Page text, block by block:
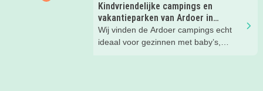
Kindvriendelijke campings en
vakantieparken van Ardoer in
Nederland
Wij vinden de Ardoer campings echt
ideaal voor gezinnen met baby’s,